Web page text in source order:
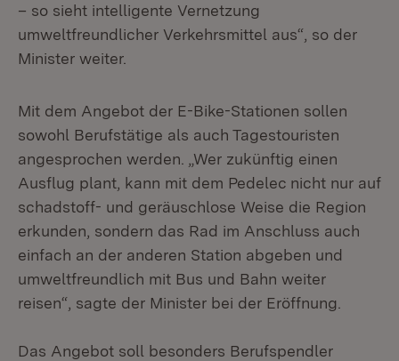
– so sieht intelligente Vernetzung
umweltfreundlicher Verkehrsmittel aus“, so der
Minister weiter.
Mit dem Angebot der E-Bike-Stationen sollen
sowohl Berufstätige als auch Tagestouristen
angesprochen werden. „Wer zukünftig einen
Ausflug plant, kann mit dem Pedelec nicht nur auf
schadstoff- und geräuschlose Weise die Region
erkunden, sondern das Rad im Anschluss auch
einfach an der anderen Station abgeben und
umweltfreundlich mit Bus und Bahn weiter
reisen“, sagte der Minister bei der Eröffnung.
Das Angebot soll besonders Berufspendler